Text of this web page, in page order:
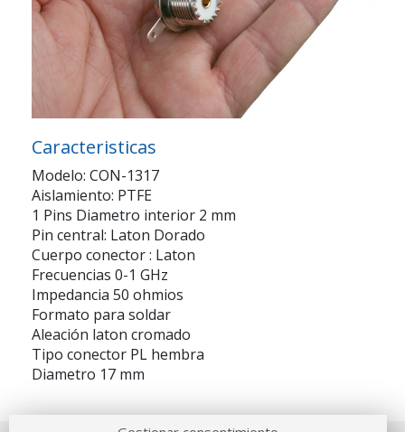
Caracteristicas
Modelo: CON-1317
Aislamiento: PTFE
1 Pins Diametro interior 2 mm
Pin central: Laton Dorado
Cuerpo conector : Laton
Frecuencias 0-1 GHz
Impedancia 50 ohmios
Formato para soldar
Aleación laton cromado
Tipo conector PL hembra
Diametro 17 mm